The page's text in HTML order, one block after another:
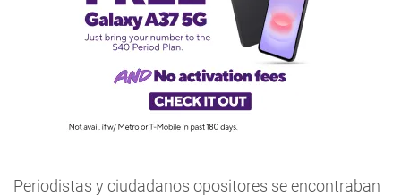
Periodistas y ciudadanos opositores se encontraban